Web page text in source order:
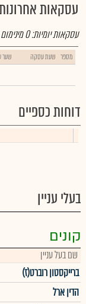
עסקאות
עסקאות יומיות:0
מספר שעת עסקה שער
דוחות כספיים
בעלי עניין
קונים
שם בעל עניין
ברייקסטון רוברט(ז)
הדין ארל